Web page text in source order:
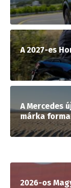
A 2027-es
A Mercedes
márka
2026-os